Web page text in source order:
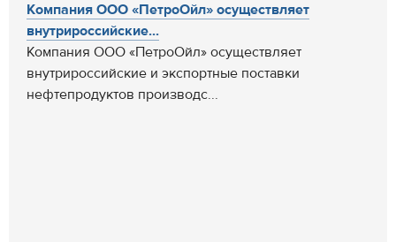
Компания ООО «ПетроОйл» осуществляет
внутрироссийские...
Компания ООО «ПетроОйл» осуществляет
внутрироссийские и экспортные поставки
нефтепродуктов производс...